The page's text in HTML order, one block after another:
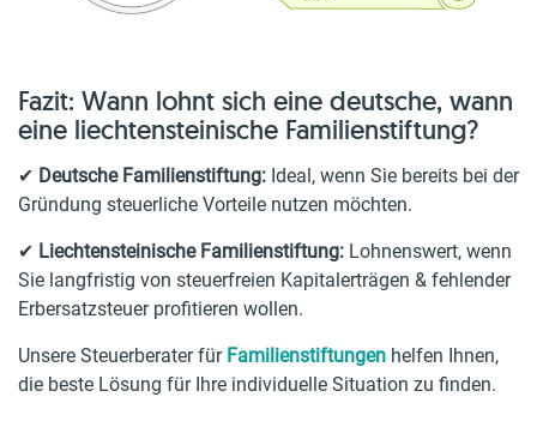
Fazit: Wann lohnt sich eine deutsche, wann
eine liechtensteinische Familienstiftung?
✔ Deutsche Familienstiftung: Ideal, wenn Sie bereits bei der
Gründung steuerliche Vorteile nutzen möchten.
✔ Liechtensteinische Familienstiftung: Lohnenswert, wenn
Sie langfristig von steuerfreien Kapitalerträgen & fehlender
Erbersatzsteuer profitieren wollen.
Unsere Steuerberater für Familienstiftungen helfen Ihnen,
die beste Lösung für Ihre individuelle Situation zu finden.